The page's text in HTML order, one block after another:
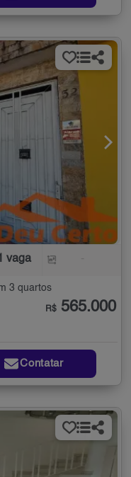
vaga
3 quartos
R$ 565.000
Contatar